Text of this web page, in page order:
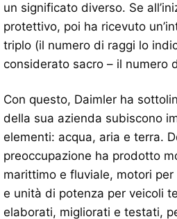
un significato diverso. Se
protettivo, poi ha ricevuto
triplo (il numero di raggi lo
considerato sacro – il numero
Con questo, Daimler ha
della sua azienda subiscono
elementi: acqua, aria e terra.
preoccupazione ha prodotto
marittimo e fluviale, motori per
e unità di potenza per veicoli
elaborati, migliorati e testati,